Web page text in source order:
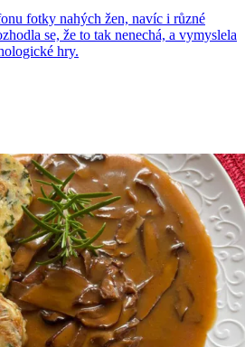
fotky nahých žen, navíc i různé
se, že to tak nenechá, a vymyslela
hry.